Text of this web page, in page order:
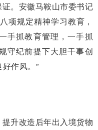
。安徽马鞍山市委书记
项规定精神学习教育，
手抓教育管理，一手抓
守纪前提下大胆干事创
作风。”
升改造后年出入境货物